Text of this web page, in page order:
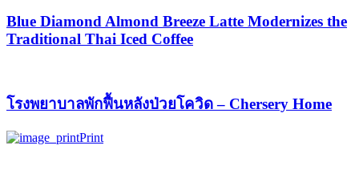
Blue Diamond Almond Breeze Latte Modernizes the
Traditional Thai Iced Coffee
โรงพยาบาลพักฟื้นหลังป่วยโควิด – Chersery Home
Print